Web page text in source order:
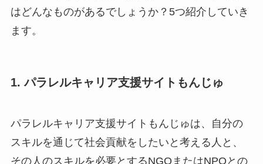
はどんなものがあるでしょうか？5つ紹介していき
ます。
1. パラレルキャリア支援サイトもんじゅ
パラレルキャリア支援サイトもんじゅは、自分の
スキルを通じて社会貢献をしたいと考える人と、
その人のスキルを必要とするNGOまたはNPOとの